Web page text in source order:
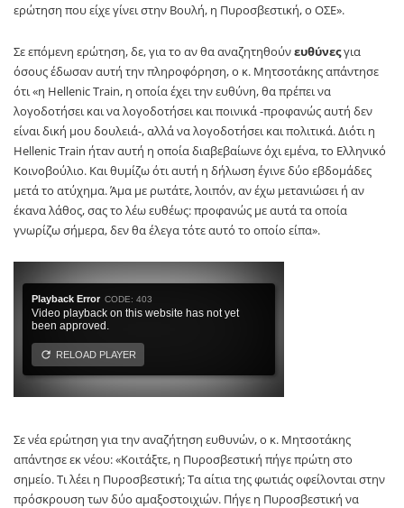
ερώτηση που είχε γίνει στην Βουλή, η Πυροσβεστική, ο ΟΣΕ».
Σε επόμενη ερώτηση, δε, για το αν θα αναζητηθούνευθύνεςγια
όσους έδωσαν αυτή την πληροφόρηση, ο κ. Μητσοτάκης απάντησε
ότι «η Hellenic Train, η οποία έχει την ευθύνη, θα πρέπει να
λογοδοτήσει και να λογοδοτήσει και ποινικά -προφανώς αυτή δεν
είναι δική μου δουλειά-, αλλά να λογοδοτήσει και πολιτικά. Διότι η
Hellenic Train ήταν αυτή η οποία διαβεβαίωνε όχι εμένα, το Ελληνικό
Κοινοβούλιο. Και θυμίζω ότι αυτή η δήλωση έγινε δύο εβδομάδες
μετά το ατύχημα. Άμα με ρωτάτε, λοιπόν, αν έχω μετανιώσει ή αν
έκανα λάθος, σας το λέω ευθέως: προφανώς με αυτά τα οποία
γνωρίζω σήμερα, δεν θα έλεγα τότε αυτό το οποίο είπα».
Σε νέα ερώτηση για την αναζήτηση ευθυνών, ο κ. Μητσοτάκης
απάντησε εκ νέου: «Κοιτάξτε, η Πυροσβεστική πήγε πρώτη στο
σημείο. Τι λέει η Πυροσβεστική; Τα αίτια της φωτιάς οφείλονται στην
πρόσκρουση των δύο αμαξοστοιχιών. Πήγε η Πυροσβεστική να